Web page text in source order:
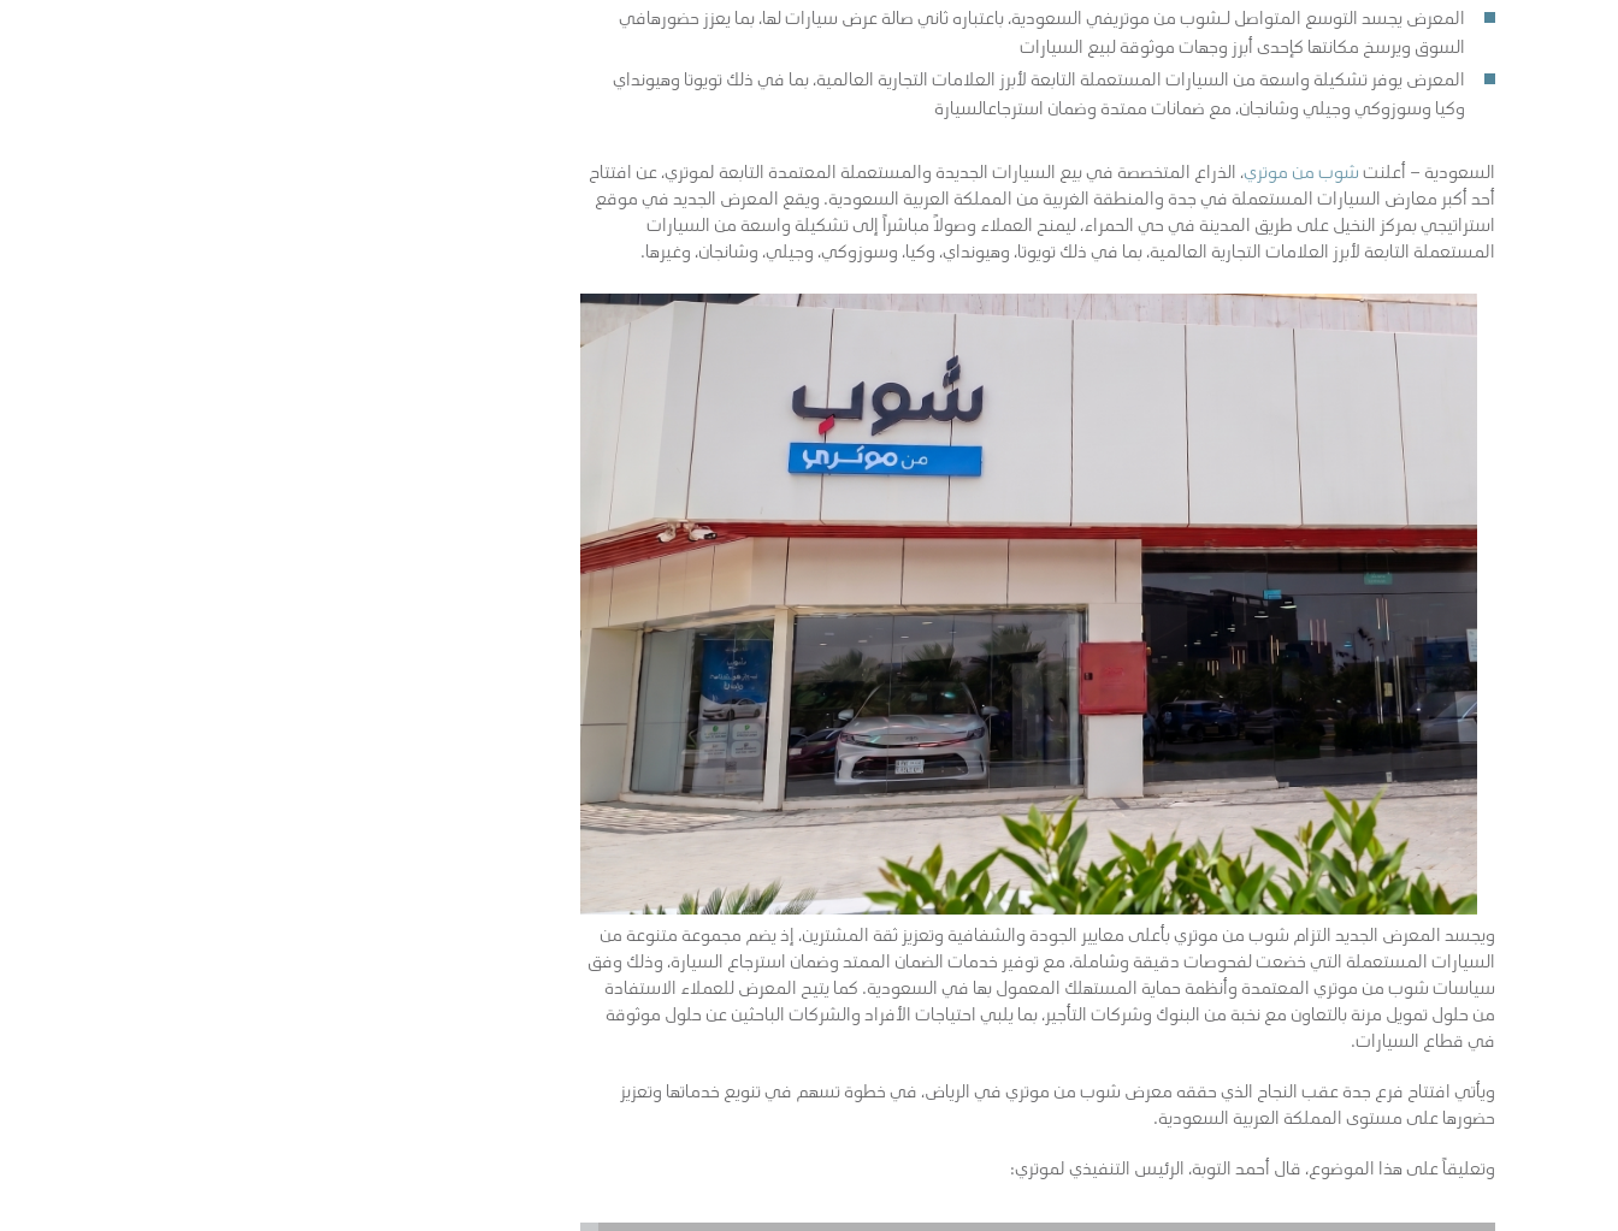
المعرض يجسد التوسع المتواصل لـشوب من موتريفي السعودية، باعتباره ثاني صالة عرض سيارات لها، بما يعزز حضورهافي
السوق ويرسخ مكانتها كإحدى أبرز وجهات موثوقة لبيع السيارات
المعرض يوفر تشكيلة واسعة من السيارات المستعملة التابعة لأبرز العلامات التجارية العالمية، بما في ذلك تويوتا وهيونداي
وكيا وسوزوكي وجيلي وشانجان، مع ضمانات ممتدة وضمان استرجاعالسيارة
السعودية – أعلنتشوب من موتري، الذراع المتخصصة في بيع السيارات الجديدة والمستعملة المعتمدة التابعة لموتري، عن افتتاح
أحد أكبر معارض السيارات المستعملة في جدة والمنطقة الغربية من المملكة العربية السعودية. ويقع المعرض الجديد في موقع
استراتيجي بمركز النخيل على طريق المدينة في حي الحمراء، ليمنح العملاء وصولاً مباشراً إلى تشكيلة واسعة من السيارات
المستعملة التابعة لأبرز العلامات التجارية العالمية، بما في ذلك تويوتا، وهيونداي، وكيا، وسوزوكي، وجيلي، وشانجان، وغيرها.
ويجسد المعرض الجديد التزام شوب من موتري بأعلى معايير الجودة والشفافية وتعزيز ثقة المشترين، إذ يضم مجموعة متنوعة من
السيارات المستعملة التي خضعت لفحوصات دقيقة وشاملة، مع توفير خدمات الضمان الممتد وضمان استرجاع السيارة، وذلك وفق
سياسات شوب من موتري المعتمدة وأنظمة حماية المستهلك المعمول بها في السعودية. كما يتيح المعرض للعملاء الاستفادة
من حلول تمويل مرنة بالتعاون مع نخبة من البنوك وشركات التأجير، بما يلبي احتياجات الأفراد والشركات الباحثين عن حلول موثوقة
في قطاع السيارات.
ويأتي افتتاح فرع جدة عقب النجاح الذي حققه معرض شوب من موتري في الرياض، في خطوة تسهم في تنويع خدماتها وتعزيز
حضورها على مستوى المملكة العربية السعودية.
وتعليقاً على هذا الموضوع، قال أحمد التوبة، الرئيس التنفيذي لموتري: